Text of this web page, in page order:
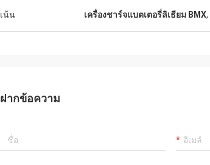
เน้น เครื่องชาร์จแบตเตอรี่ลิเธียม BMX,
ฝากข้อความ